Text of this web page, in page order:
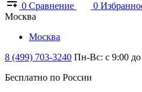
0 Сравнение 0
Москва
Москва
8 (499) 703-3240 Пн-Вс: с 9:00 до
Бесплатно по России